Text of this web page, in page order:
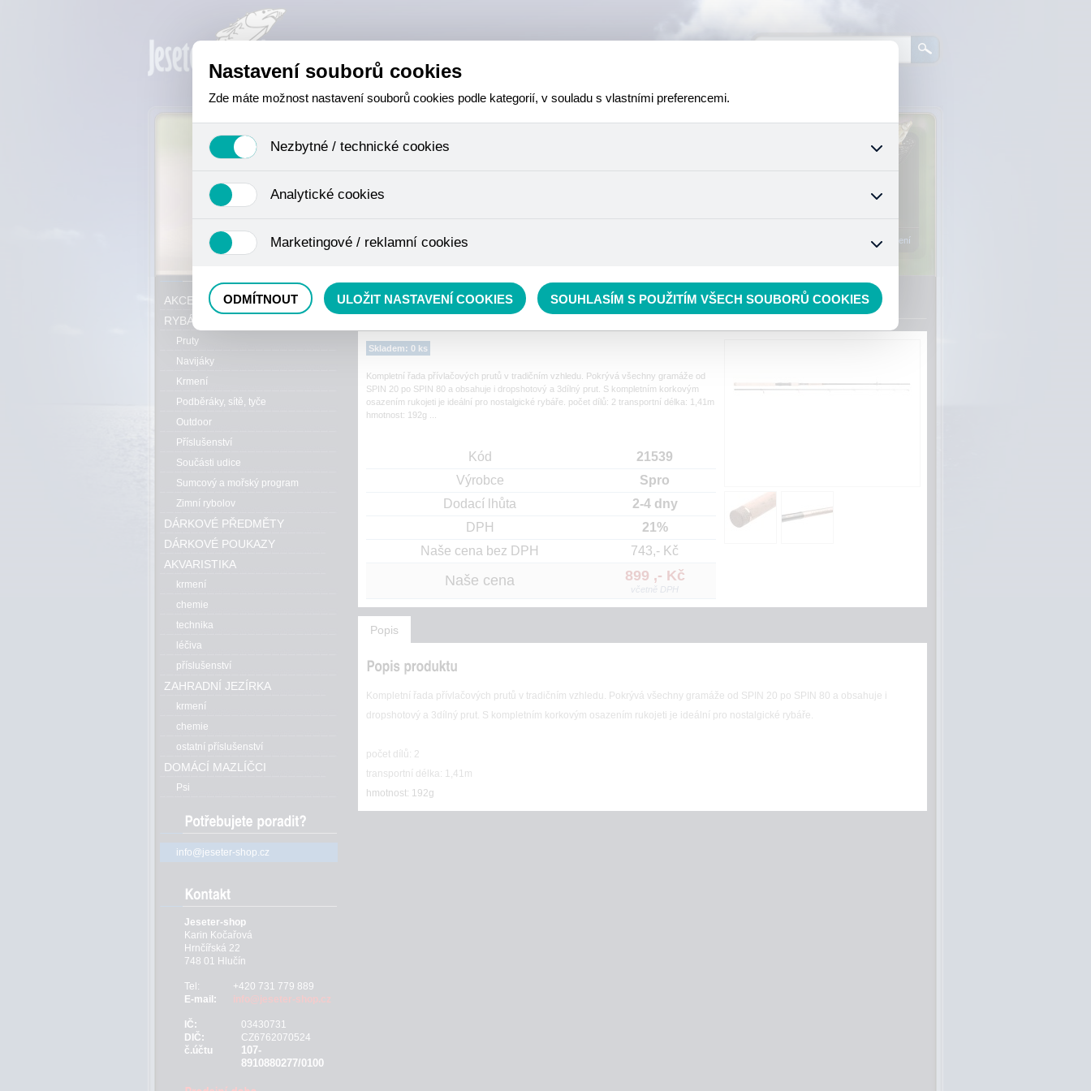
Přihlášení
Skladem: 0 ks
Kompletní řada přívlačových prutů v tradičním vzhledu. Pokrývá všechny gramáže od
SPIN 20 po SPIN 80 a obsahuje i dropshotový a 3dílný prut. S kompletním korkovým
osazením rukojeti je ideální pro nostalgické rybáře. počet dílů: 2 transportní délka: 1,41m
hmotnost: 192g ...
Kód
21539
Výrobce
Spro
Dodací lhůta
2-4 dny
DPH
21%
Naše cena bez DPH
743,- Kč
Naše cena 899 ,- Kč
včetně DPH
Popis
Kompletní řada přívlačových prutů v tradičním vzhledu. Pokrývá všechny gramáže od SPIN 20 po SPIN 80 a obsahuje i
dropshotový a 3dílný prut. S kompletním korkovým osazením rukojeti je ideální pro nostalgické rybáře.
počet dílů: 2
transportní délka: 1,41m
hmotnost: 192g
AKCE, SLEVY, VÝPRODEJ
RYBÁŘSKÝ SORTIMENT
Pruty
Navijáky
Krmení
Podběráky, sítě, tyče
Outdoor
Příslušenství
Součásti udice
Sumcový a mořský program
Zimní rybolov
DÁRKOVÉ PŘEDMĚTY
DÁRKOVÉ POUKAZY
AKVARISTIKA
krmení
chemie
technika
léčiva
příslušenství
ZAHRADNÍ JEZÍRKA
krmení
chemie
ostatní příslušenství
DOMÁCÍ MAZLÍČCI
Psi
info@jeseter-shop.cz
Jeseter-shop
Karin Kočařová
Hrnčířská 22
748 01 Hlučín
Tel:
+420 731 779 889
E-mail:
info@jeseter-shop.cz
IČ:
03430731
DIČ:
CZ6762070524
č.účtu
107-
8910880277/0100
Nastavení souborů cookies
Zde máte možnost nastavení souborů cookies podle kategorií, v souladu s vlastními preferencemi.
Nezbytné / technické cookies
se mimo jiné k ukládání produktů v nákupním košíku, ovládání filtrů a také nastavení souhlasu s uživáním cookies. Pro tyto cookies
není zapotřebí Váš souhlas a není možné jej ani odebrat.
Analytické cookies
nejedná o osobní údaje, protože anonymizované cookies nelze přiřadit konkrétnímu uživateli. Proto nedokážeme zjistit navštívené
odkazy, prohlížené zboží apod.
Marketingové / reklamní cookies
ODMÍTNOUT ULOŽIT NASTAVENÍ COOKIES SOUHLASÍM S POUŽITÍM VŠECH SOUBORŮ COOKIES